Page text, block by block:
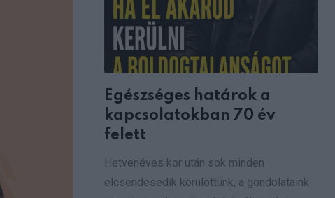
Egészséges határok a
kapcsolatokban 70 év
felett
Hetvenéves kor után sok minden
elcsendesedik körülöttünk, a gondolataink